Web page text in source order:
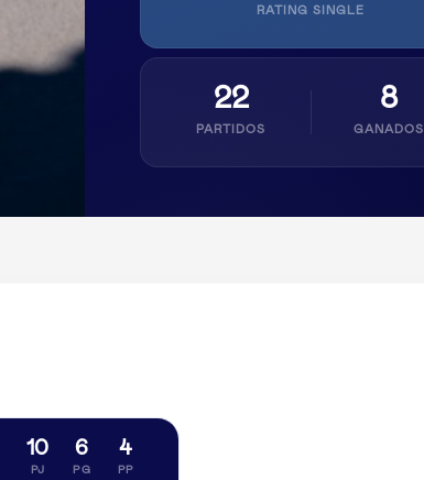
RATING SINGLE
22
PARTIDOS
8
GANADOS
10
PJ
6
PG
4
PP